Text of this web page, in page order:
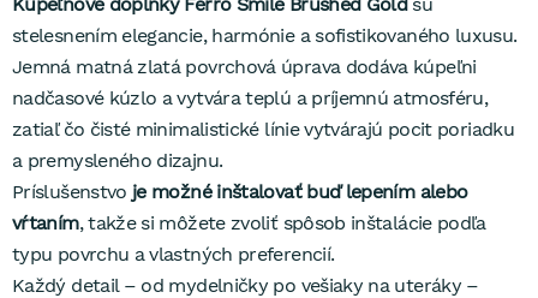
stelesnením elegancie, harmónie a sofistikovaného luxusu.
Jemná matná zlatá povrchová úprava dodáva kúpeľni
nadčasové kúzlo a vytvára teplú a príjemnú atmosféru,
zatiaľ čo čisté minimalistické línie vytvárajú pocit poriadku
a premysleného dizajnu.
Príslušenstvo je možné inštalovať buď lepením alebo
vŕtaním, takže si môžete zvoliť spôsob inštalácie podľa
typu povrchu a vlastných preferencií.
Každý detail – od mydelničky po vešiaky na uteráky –